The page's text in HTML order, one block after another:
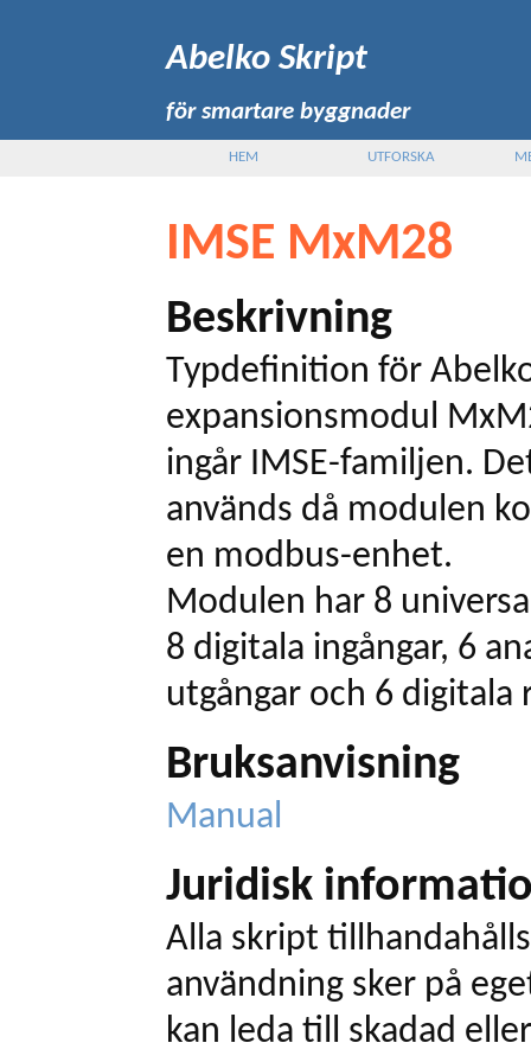
Abelko Skript
för smartare byggnader
HEM UTFORSKA
IMSE MxM28
Beskrivning
Typdefinition för
expansionsmodul
ingår IMSE-familjen.
används då modulen
en modbus-enhet.
Modulen har 8
8 digitala ingångar, 6
utgångar och 6 digitala
Bruksanvisning
Manual
Juridisk
Alla skript
användning sker på
kan leda till skadad